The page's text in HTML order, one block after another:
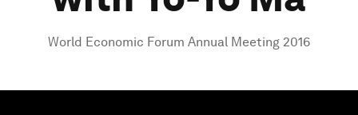
World Economic Forum Annual Meeting 2016